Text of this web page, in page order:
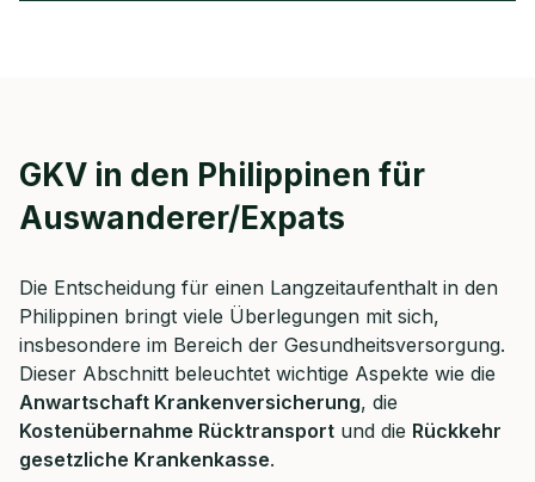
GKV in den Philippinen für
Auswanderer/Expats
Die Entscheidung für einen Langzeitaufenthalt in den
Philippinen bringt viele Überlegungen mit sich,
insbesondere im Bereich der Gesundheitsversorgung.
Dieser Abschnitt beleuchtet wichtige Aspekte wie die
Anwartschaft Krankenversicherung, die
Kostenübernahme Rücktransport und die Rückkehr
gesetzliche Krankenkasse.